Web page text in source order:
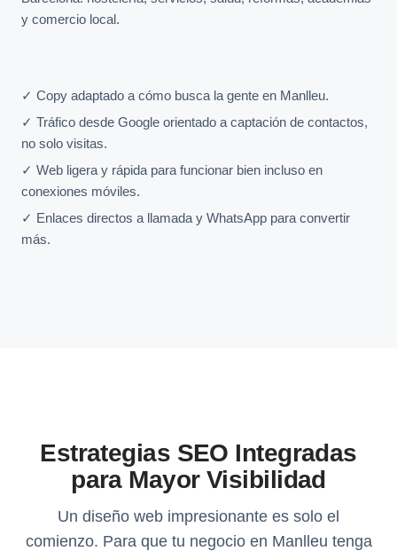
y comercio local.
✓ Copy adaptado a cómo busca la gente en Manlleu.
✓ Tráfico desde Google orientado a captación de contactos,
no solo visitas.
✓ Web ligera y rápida para funcionar bien incluso en
conexiones móviles.
✓ Enlaces directos a llamada y WhatsApp para convertir
más.
Estrategias SEO Integradas
para Mayor Visibilidad
Un diseño web impresionante es solo el
comienzo. Para que tu negocio en Manlleu tenga